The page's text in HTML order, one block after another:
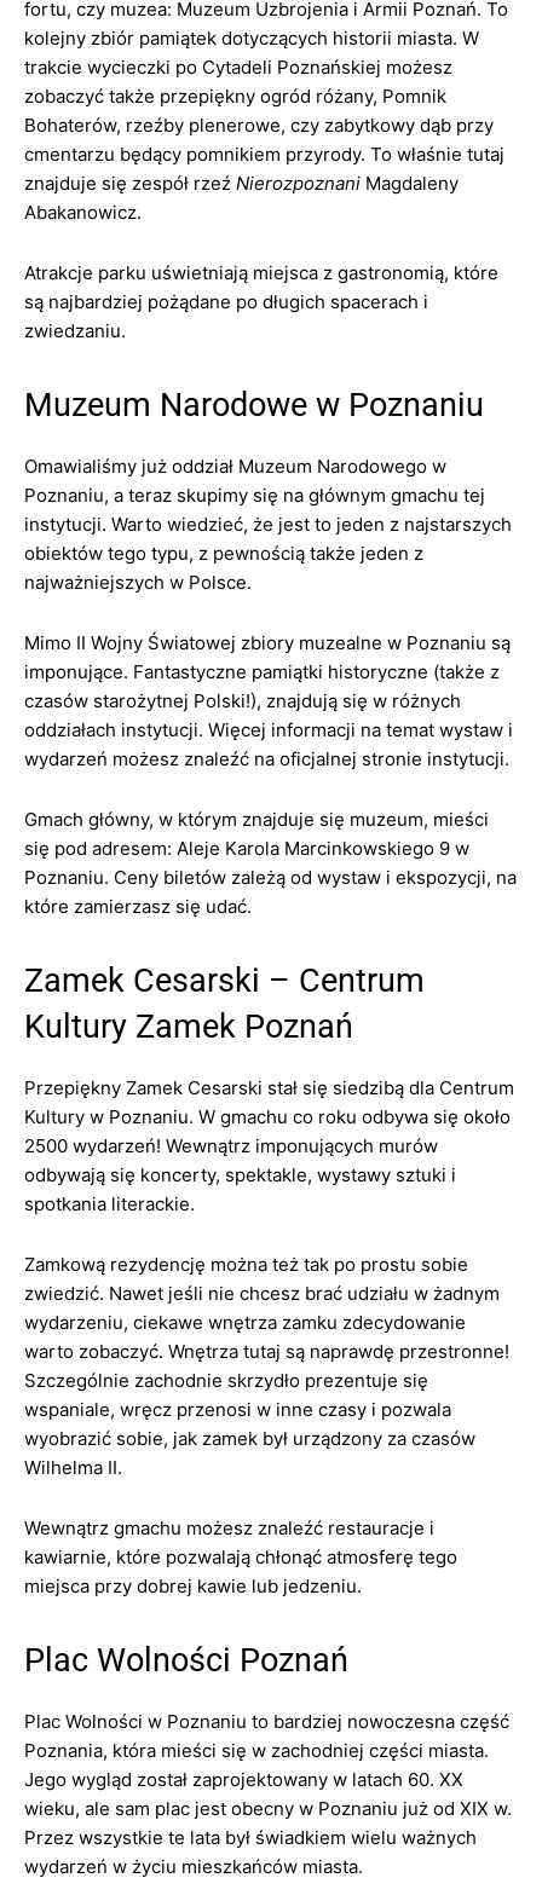
fortu, czy muzea: Muzeum Uzbrojenia i Armii Poznań. To
kolejny zbiór pamiątek dotyczących historii miasta. W
trakcie wycieczki po Cytadeli Poznańskiej możesz
zobaczyć także przepiękny ogród różany, Pomnik
Bohaterów, rzeźby plenerowe, czy zabytkowy dąb przy
cmentarzu będący pomnikiem przyrody. To właśnie tutaj
znajduje się zespół rzeź Nierozpoznani Magdaleny
Abakanowicz.
Atrakcje parku uświetniają miejsca z gastronomią, które
są najbardziej pożądane po długich spacerach i
zwiedzaniu.
Muzeum Narodowe w Poznaniu
Omawialiśmy już oddział Muzeum Narodowego w
Poznaniu, a teraz skupimy się na głównym gmachu tej
instytucji. Warto wiedzieć, że jest to jeden z najstarszych
obiektów tego typu, z pewnością także jeden z
najważniejszych w Polsce.
Mimo II Wojny Światowej zbiory muzealne w Poznaniu są
imponujące. Fantastyczne pamiątki historyczne (także z
czasów starożytnej Polski!), znajdują się w różnych
oddziałach instytucji. Więcej informacji na temat wystaw i
wydarzeń możesz znaleźć na oficjalnej stronie instytucji.
Gmach główny, w którym znajduje się muzeum, mieści
się pod adresem: Aleje Karola Marcinkowskiego 9 w
Poznaniu. Ceny biletów zależą od wystaw i ekspozycji, na
które zamierzasz się udać.
Zamek Cesarski – Centrum
Kultury Zamek Poznań
Przepiękny Zamek Cesarski stał się siedzibą dla Centrum
Kultury w Poznaniu. W gmachu co roku odbywa się około
2500 wydarzeń! Wewnątrz imponujących murów
odbywają się koncerty, spektakle, wystawy sztuki i
spotkania literackie.
Zamkową rezydencję można też tak po prostu sobie
zwiedzić. Nawet jeśli nie chcesz brać udziału w żadnym
wydarzeniu, ciekawe wnętrza zamku zdecydowanie
warto zobaczyć. Wnętrza tutaj są naprawdę przestronne!
Szczególnie zachodnie skrzydło prezentuje się
wspaniale, wręcz przenosi w inne czasy i pozwala
wyobrazić sobie, jak zamek był urządzony za czasów
Wilhelma II.
Wewnątrz gmachu możesz znaleźć restauracje i
kawiarnie, które pozwalają chłonąć atmosferę tego
miejsca przy dobrej kawie lub jedzeniu.
Plac Wolności Poznań
Plac Wolności w Poznaniu to bardziej nowoczesna część
Poznania, która mieści się w zachodniej części miasta.
Jego wygląd został zaprojektowany w latach 60. XX
wieku, ale sam plac jest obecny w Poznaniu już od XIX w.
Przez wszystkie te lata był świadkiem wielu ważnych
wydarzeń w życiu mieszkańców miasta.